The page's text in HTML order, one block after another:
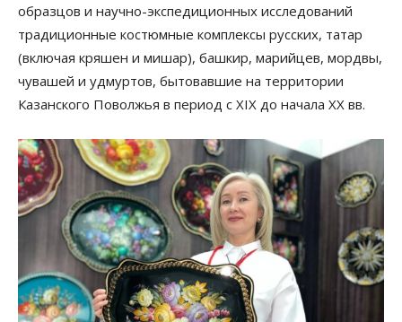
образцов и научно-экспедиционных исследований
традиционные костюмные комплексы русских, татар
(включая кряшен и мишар), башкир, марийцев, мордвы,
чувашей и удмуртов, бытовавшие на территории
Казанского Поволжья в период с XIX до начала XX вв.